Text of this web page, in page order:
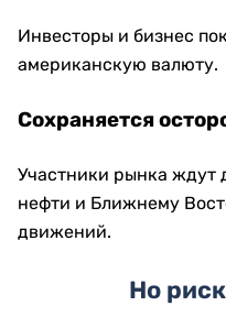
Инвесторы и бизнес
американскую валюту.
Сохраняется
Участники рынка ждут
нефти и Ближнему
движений.
Но